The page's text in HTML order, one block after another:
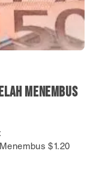
Menembus
$1.20